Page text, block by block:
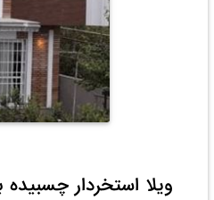
ویلا استخردار